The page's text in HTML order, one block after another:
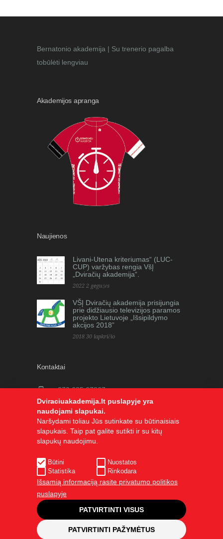
Bernatonio akademija | Su trenerio pagalba
tobūlėti lengviau
Akademijos apranga
Naujienos
Livani-Utena kriteriumas“ (LUC-
CUP) varžybas rengia VšĮ
„Dviračių akademija“.
2022 2 gegužės
VŠĮ Dviračių akademija prisijungia
prie didžiausio televizijos paramos
projekto Lietuvoje „Išsipildymo
akcijos 2018”
2018 30 lapkričio
Kontaktai
+370 685 67867
info@dviraciuakademija.lt
Saulėtekio alėja 9, VU TEISĖS
FAKULTETAS VILNIUS
Visos teisės saugomos. © Bernatonio
akademija 2015. Kopijuoti, dauginti bei platinti
galima tik gavus raštišką sutikimą.
Dviraciuakademija.lt puslapyje yra
naudojami slapukai.
Naršydami toliau Jūs sutinkate su būtinaisiais
slapukais. Taip pat galite sutikti ir su kitų
slapukų naudojimu.
Būtini
Nuostatos
Statistika
Rinkodara
Išsamią informaciją rasite privatumo politikos
puslapyje
PATVIRTINTI VISUS
PATVIRTINTI PAŽYMĖTUS